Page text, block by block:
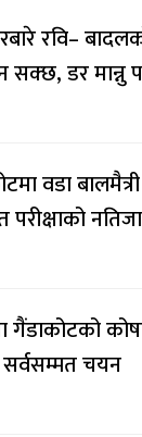
रवि–
सक्छ, डर मान्नु
वडा
परीक्षाको
गैंडाकोटको
चयन